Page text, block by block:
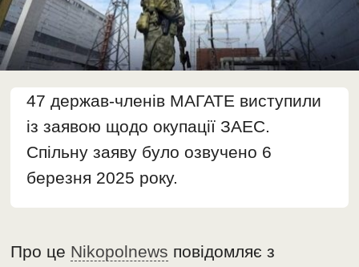
47 держав-членів МАГАТЕ виступили
із заявою щодо окупації ЗАЕС.
Спільну заяву було озвучено 6
березня 2025 року.
Про це Nikopolnews повідомляє з